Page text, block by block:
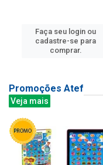
Faça seu login ou
cadastre-se para
comprar.
Promoções Atef
Veja mais